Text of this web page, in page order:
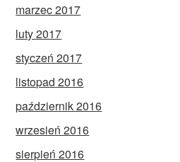
marzec 2017
luty 2017
styczeń 2017
listopad 2016
październik 2016
wrzesień 2016
sierpień 2016